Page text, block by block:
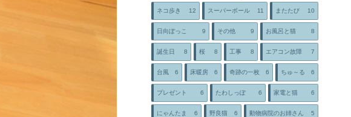
ネコ歩き 12 スーパーボール 11 またたび 10
日向ぼっこ 9 その他 9 お風呂と猫 8
誕生日 8 桜 8 工事 8 エアコン故障 7
台風 6 床暖房 6 奇跡の一枚 6 ちゅ～る 6
プレゼント 6 たわしっぽ 6 家電と猫 6
にゃんたま 6 野良猫 6 動物病院のお姉さん 5